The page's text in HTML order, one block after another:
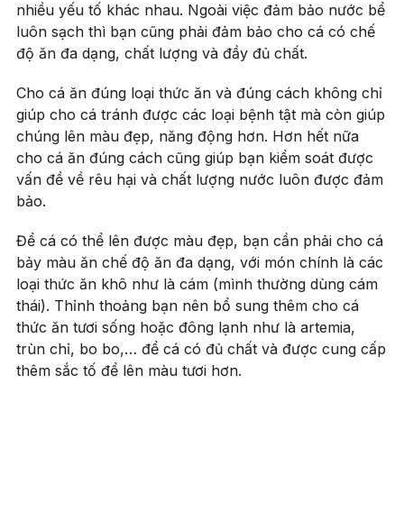
nhiều yếu tố khác nhau. Ngoài việc đảm bảo nước bể
luôn sạch thì bạn cũng phải đảm bảo cho cá có chế
độ ăn đa dạng, chất lượng và đầy đủ chất.
Cho cá ăn đúng loại thức ăn và đúng cách không chỉ
giúp cho cá tránh được các loại bệnh tật mà còn giúp
chúng lên màu đẹp, năng động hơn. Hơn hết nữa
cho cá ăn đúng cách cũng giúp bạn kiểm soát được
vấn đề về rêu hại và chất lượng nước luôn được đảm
bảo.
Để cá có thể lên được màu đẹp, bạn cần phải cho cá
bảy màu ăn chế độ ăn đa dạng, với món chính là các
loại thức ăn khô như là cám (mình thường dùng cám
thái). Thỉnh thoảng bạn nên bổ sung thêm cho cá
thức ăn tươi sống hoặc đông lạnh như là artemia,
trùn chỉ, bo bo,… để cá có đủ chất và được cung cấp
thêm sắc tố để lên màu tươi hơn.